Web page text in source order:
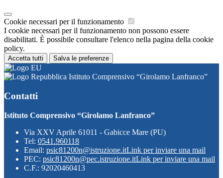
Cookie necessari per il funzionamento
I cookie necessari per il funzionamento non possono essere
disabilitati. È possibile consultare l'elenco nella pagina della cookie
policy.
Accetta tutti Salva le preferenze
Istituto Comprensivo “Girolamo Lanfranco”
Contatti
Istituto Comprensivo “Girolamo Lanfranco”
Via XXV Aprile 61011 - Gabicce Mare (PU)
Tel: 0541.960118
Email: psic81200n@istruzione.itLink per inviare una mail
PEC: psic81200n@pec.istruzione.itLink per inviare una mail
C.F.: 92020460413